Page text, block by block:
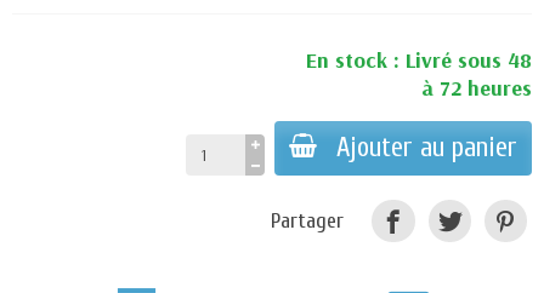
En stock : Livré sous 48
à 72 heures
Ajouter au panier
Partager